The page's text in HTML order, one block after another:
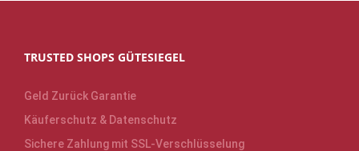
TRUSTED SHOPS GÜTESIEGEL
Geld Zurück Garantie
Käuferschutz & Datenschutz
Sichere Zahlung mit SSL-Verschlüsselung